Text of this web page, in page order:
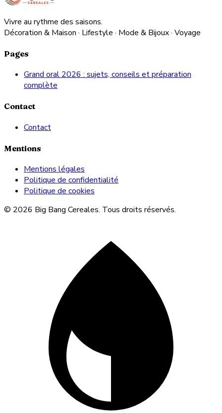
Vivre au rythme des saisons.
Décoration & Maison · Lifestyle · Mode & Bijoux · Voyage
Pages
Grand oral 2026 : sujets, conseils et préparation
complète
Contact
Contact
Mentions
Mentions légales
Politique de confidentialité
Politique de cookies
© 2026 Big Bang Cereales. Tous droits réservés.